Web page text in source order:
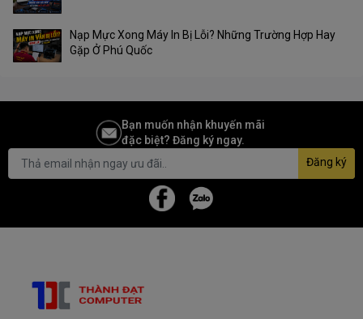
Nạp Mực Xong Máy In Bị Lỗi? Những Trường Hợp Hay
Gặp Ở Phú Quốc
Bạn muốn nhận khuyến mãi
đặc biệt? Đăng ký ngay.
Đăng ký